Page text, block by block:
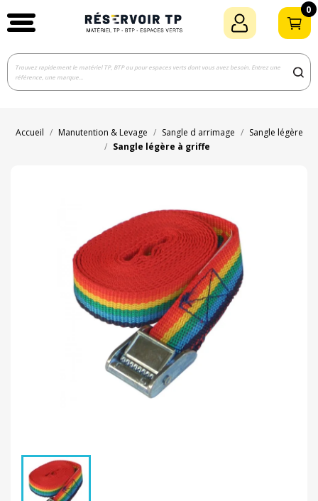
0
Accueil Manutention & Levage Sangle d arrimage
Sangle légère
Sangle légère à griffe